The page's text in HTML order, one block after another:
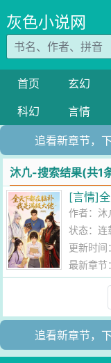
灰色小说网
首页 玄幻
科幻
言情
追看新章节，
沐凣-搜索结果(共1
[言情]
作者： 沐
状态：连
更新时
最新章节
追看新章节，